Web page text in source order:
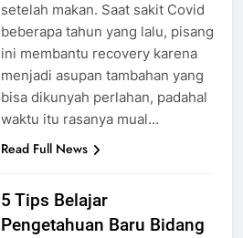
setelah makan. Saat sakit Covid
beberapa tahun yang lalu, pisang
ini membantu recovery karena
menjadi asupan tambahan yang
bisa dikunyah perlahan, padahal
waktu itu rasanya mual…
Read Full News
5 Tips Belajar
Pengetahuan Baru Bidang